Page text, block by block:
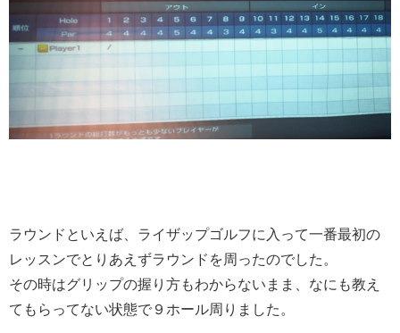
ラウンドといえば、ライザップゴルフに入って一番最初の
レッスンでとりあえずラウンドを周ったのでした。
その時はグリップの握り方もわからないまま、なにも教え
てもらってない状態で９ホール周りました。